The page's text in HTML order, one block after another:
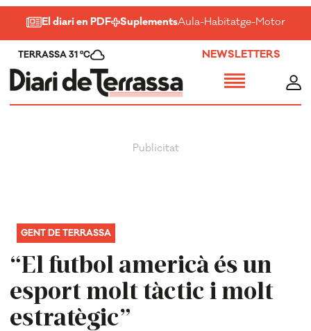
El diari en PDF SuplementsAula-Habitatge-Motor-
TERRASSA 31 ºC NEWSLETTERS
“El futbol americà és un
esport molt tàctic i molt
estratègic”
GENT DE TERRASSA